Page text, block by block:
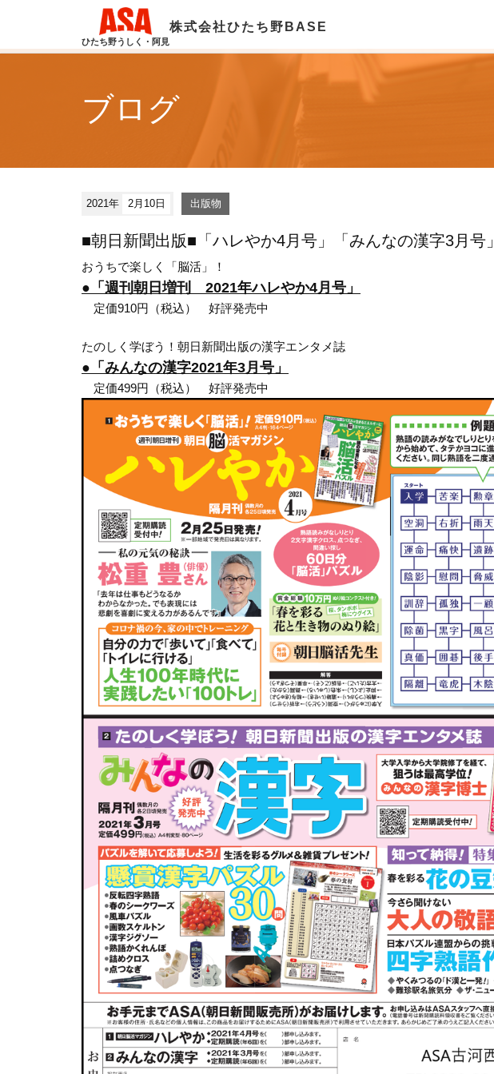
ひたち野うしく・阿見
株式会社ひたち野BASE
ブログ
2021年 2月10日 出版物
■朝日新聞出版■「ハレやか4月号」「みんなの漢字3月号」
おうちで楽しく「脳活」！
●「週刊朝日増刊 2021年ハレやか4月号」
定価910円（税込） 好評発売中
たのしく学ぼう！朝日新聞出版の漢字エンタメ誌
●「みんなの漢字2021年3月号」
定価499円（税込） 好評発売中